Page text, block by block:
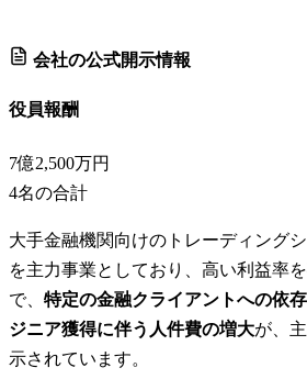
会社の公式開示情報
役員報酬
7億2,500万円
4名の合計
大手金融機関向けのトレーディング
を主力事業としており、高い利益率
で、 特定の金融クライアントへの依
ジニア獲得に伴う人件費の増大が、
示されています。